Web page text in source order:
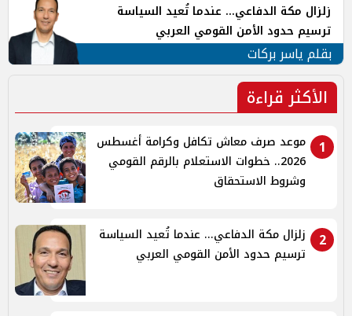
زلزال مكة الدفاعي... عندما تُعيد السياسة
ترسيم حدود الأمن القومي العربي
بقلم ياسر بركات
الأكثر قراءة
1
موعد صرف معاش تكافل وكرامة أغسطس
2026.. خطوات الاستعلام بالرقم القومي
وشروط الاستحقاق
2
زلزال مكة الدفاعي... عندما تُعيد السياسة
ترسيم حدود الأمن القومي العربي